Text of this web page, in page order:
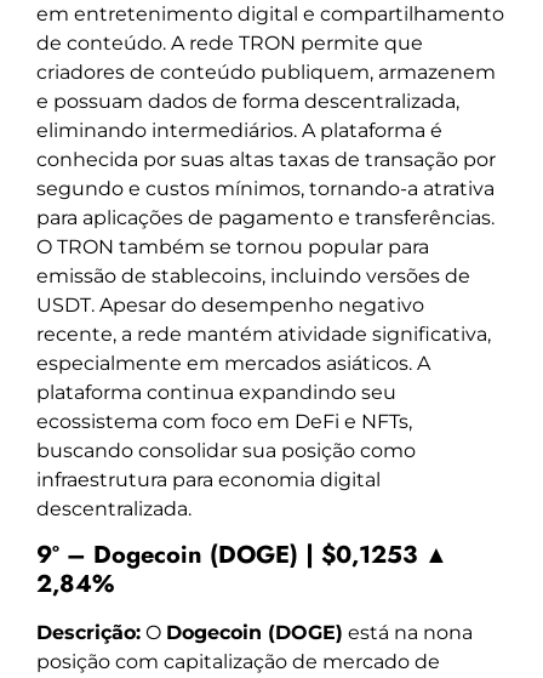
em entretenimento digital e compartilhamento
de conteúdo. A rede TRON permite que
criadores de conteúdo publiquem, armazenem
e possuam dados de forma descentralizada,
eliminando intermediários. A plataforma é
conhecida por suas altas taxas de transação por
segundo e custos mínimos, tornando-a atrativa
para aplicações de pagamento e transferências.
O TRON também se tornou popular para
emissão de stablecoins, incluindo versões de
USDT. Apesar do desempenho negativo
recente, a rede mantém atividade significativa,
especialmente em mercados asiáticos. A
plataforma continua expandindo seu
ecossistema com foco em DeFi e NFTs,
buscando consolidar sua posição como
infraestrutura para economia digital
descentralizada.
9º – Dogecoin (DOGE) | $0,1253 ▲
2,84%
Descrição: O Dogecoin (DOGE) está na nona
posição com capitalização de mercado de